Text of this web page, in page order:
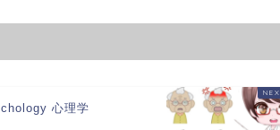
心理学